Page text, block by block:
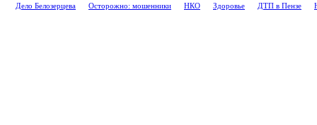
Дело Белозерцева Осторожно: мошенники НКО Здоровье ДТП в Пензе